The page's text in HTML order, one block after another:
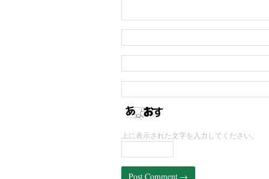
上に表示された文字を入力してください。